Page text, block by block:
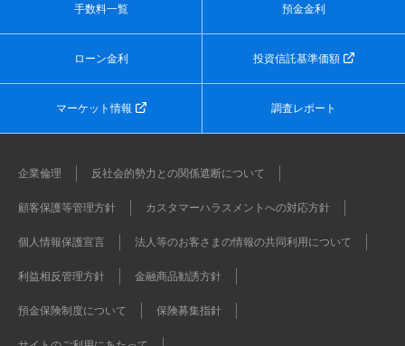
手数料一覧 預金金利
ローン金利 投資信託基準価額
マーケット情報 調査レポート
企業倫理 反社会的勢力との関係遮断について
顧客保護等管理方針 カスタマーハラスメントへの対応方針
個人情報保護宣言 法人等のお客さまの情報の共同利用について
利益相反管理方針 金融商品勧誘方針
預金保険制度について 保険募集指針